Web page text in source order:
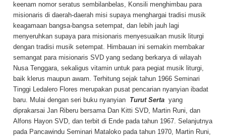
keenam nomor seratus sembilanbelas, Konsili menghimbau para
misionaris di daerah-daerah misi supaya menghargai tradisi musik
keagamaan bangsa-bangsa setempat, dan lebih jauh lagi
menyeruhkan supaya para misionaris menyesuaikan musik liturgi
dengan tradisi musik setempat. Himbauan ini semakin membakar
semangat para misionaris SVD yang sedang berkarya di wilayah
Nusa Tenggara, sekaligus vitamin untuk para pegiat musik liturgi,
baik klerus maupun awam. Terhitung sejak tahun 1966 Seminari
Tinggi Ledalero Flores merupakan pusat pencarian nyanyian ibadat
baru. Mulai dengan seri buku nyanyian Turut Serta yang
diprakarsai Jan Riberu bersama Dan Kitti SVD, Martin Runi, dan
Alfons Hayon SVD, dan terbit di Ende pada tahun 1967. Selanjutnya
pada Pancawindu Seminari Mataloko pada tahun 1970, Martin Runi,